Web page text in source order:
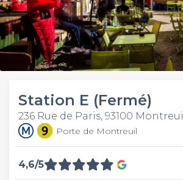
Station E (Fermé)
236 Rue de Paris, 93100 Montreuil
Porte de Montreuil
4,6/5